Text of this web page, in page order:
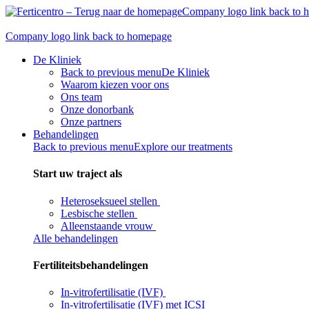
Skip
content
Company logo link back to
Company logo link back to homepage
De Kliniek
Back to previous menuDe Kliniek
Waarom kiezen voor ons
Ons team
Onze donorbank​
Onze partners
Behandelingen
Back to previous menuExplore our treatments
Start uw traject als
Heteroseksueel stellen
Lesbische stellen
Alleenstaande vrouw
Alle behandelingen
Fertiliteitsbehandelingen
In-vitrofertilisatie (IVF)
In-vitrofertilisatie (IVF) met ICSI